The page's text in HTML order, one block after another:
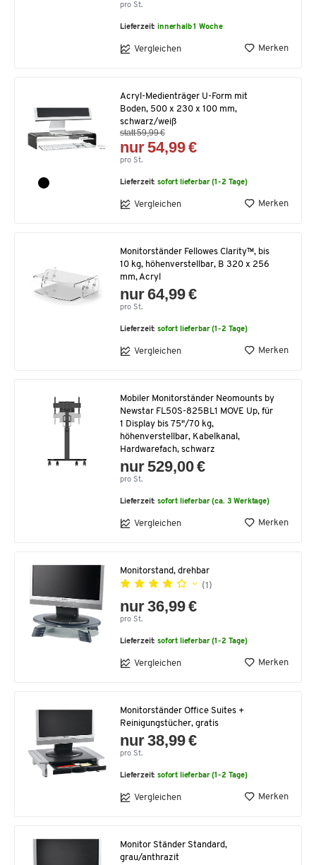
pro St.
Lieferzeit:innerhalb 1 Woche
Vergleichen Merken
Acryl-Medienträger U-Form mit
Boden, 500 x 230 x 100 mm,
schwarz/weiß
statt 59,99 €
nur 54,99 €
pro St.
Lieferzeit:sofort lieferbar (1-2 Tage)
Vergleichen Merken
Monitorständer Fellowes Clarity™, bis
10 kg, höhenverstellbar, B 320 x 256
mm, Acryl
nur 64,99 €
pro St.
Lieferzeit:sofort lieferbar (1-2 Tage)
Vergleichen Merken
Mobiler Monitorständer Neomounts by
Newstar FL50S-825BL1 MOVE Up, für
1 Display bis 75"/70 kg,
höhenverstellbar, Kabelkanal,
Hardwarefach, schwarz
nur 529,00 €
pro St.
Lieferzeit:sofort lieferbar (ca. 3 Werktage)
Vergleichen Merken
Monitorstand, drehbar
(1)
nur 36,99 €
pro St.
Lieferzeit:sofort lieferbar (1-2 Tage)
Vergleichen Merken
Monitorständer Office Suites +
Reinigungstücher, gratis
nur 38,99 €
pro St.
Lieferzeit:sofort lieferbar (1-2 Tage)
Vergleichen Merken
Monitor Ständer Standard,
grau/anthrazit